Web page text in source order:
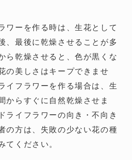
ワーを作る時は、生花として
、最後に乾燥させることが多
ら乾燥させると、色が黒くな
の美しさはキープできませ
イフラワーを作る場合は、生
からすぐに自然乾燥させま
ライフラワーの向き・不向き
の方は、失敗の少ない花の種
てください。